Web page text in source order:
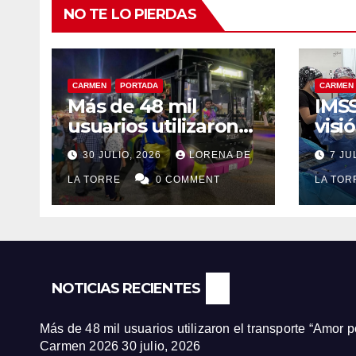
NO TE LO PIERDAS
CARMEN PORTADA
Más de 48 mil
usuarios utilizaron
el transporte “Amor
por Carmen”
durante la Feria
Carmen 2026
30 JULIO, 2026 LORENA DE
LA TORRE 0 COMMENT
CARMEN
de
7
LA
NOTICIAS RECIENTES
Más de 48 mil usuarios utilizaron el transporte “Amor
Carmen 2026 30 julio, 2026